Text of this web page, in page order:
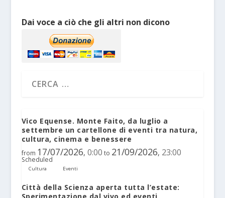
Dai voce a ciò che gli altri non dicono
Vico Equense. Monte Faito, da luglio a
settembre un cartellone di eventi tra natura,
cultura, cinema e benessere
from 17/07/2026, 0:00 to 21/09/2026, 23:00
Scheduled
Cultura Eventi
Città della Scienza aperta tutta l’estate:
Sperimentazione dal vivo ed eventi